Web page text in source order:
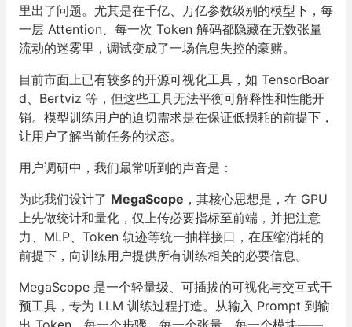
里出了问题。尤其是在千亿、万亿参数级别的模型下，每
一层 Attention、每一次 Token 解码都隐藏在无数张量
流动的迷雾里，调试变成了一场信息失控的豪赌。
目前市面上已有较多的开源可视化工具，如 TensorBoar
d、Bertviz 等，但这些工具无法平衡可解释性和性能开
销。模型训练用户的迫切需求是在保证低损耗的前提下，
让用户了解当前任务的状态。
用户调研中，我们最常听到的声音是：
为此我们设计了 MegaScope ，其核心思想是，在 GPU
上先做统计和量化，仅上传必要指标至前端，并把注意
力、MLP、Token 轨迹等统一抽样接口，在压缩消耗的
前提下，向训练用户提供所有训练相关的必要信息。
MegaScope 是一个轻量级、可插拔的可视化与交互式干
预工具，专为 LLM 训练过程打造。从输入 Prompt 到输